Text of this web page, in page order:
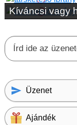
Kíváncsi vagy
Üzenet
Ajándék